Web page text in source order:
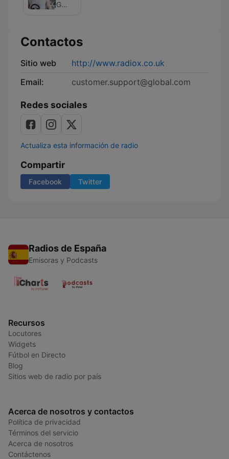
onGlobal
Contactos
Sitio web
http://www.radiox.co.uk
Email:
customer.support@global.com
Redes sociales
Actualiza esta información de radio
Compartir
Facebook Twitter
Radios de España
Emisoras y Podcasts
Recursos
Locutores
Widgets
Fútbol en Directo
Blog
Sitios web de radio por país
Acerca de nosotros y contactos
Política de privacidad
Términos del servicio
Acerca de nosotros
Contáctenos